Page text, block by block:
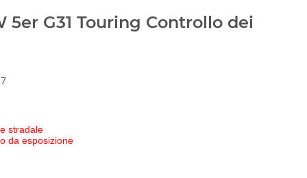
5er G31 Touring Controllo dei
stradale
da esposizione